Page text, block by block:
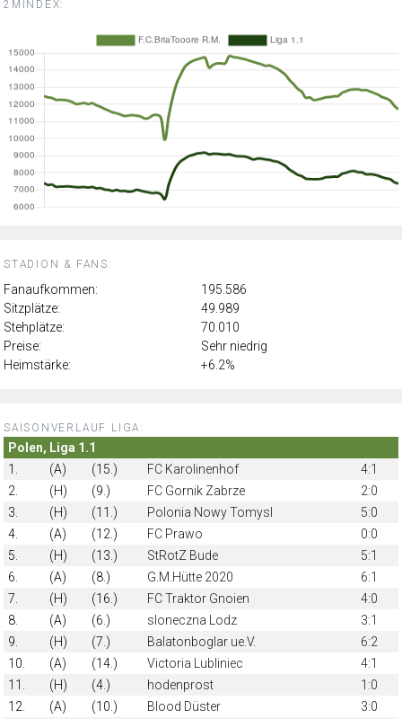
2MINDEX:
STADION & FANS:
Fanaufkommen:
195.586
Sitzplätze:
49.989
Stehplätze:
70.010
Preise:
Sehr niedrig
Heimstärke:
+6.2%
SAISONVERLAUF LIGA:
Polen, Liga 1.1
1.
(A) (15.) FC Karolinenhof
4:1
2.
(H) (9.) FC Gornik Zabrze
2:0
3.
(H) (11.) Polonia Nowy Tomysl
5:0
4.
(A) (12.) FC Prawo
0:0
5.
(H) (13.) StRotZ Bude
5:1
6.
(A) (8.) G.M.Hütte 2020
6:1
7.
(H) (16.) FC Traktor Gnoien
4:0
8.
(A) (6.) sloneczna Lodz
3:1
9.
(H) (7.) Balatonboglar ue.V.
6:2
10.
(A) (14.) Victoria Lubliniec
4:1
11.
(H) (4.) hodenprost
1:0
12.
(A) (10.) Blood Düster
3:0